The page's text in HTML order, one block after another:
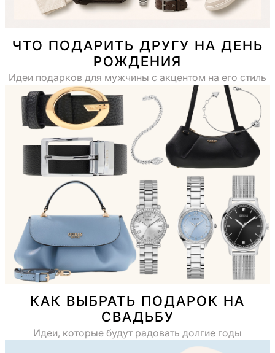
ЧТО ПОДАРИТЬ ДРУГУ НА ДЕНЬ
РОЖДЕНИЯ
Идеи подарков для мужчины с акцентом на его стиль
КАК ВЫБРАТЬ ПОДАРОК НА
СВАДЬБУ
Идеи, которые будут радовать долгие годы